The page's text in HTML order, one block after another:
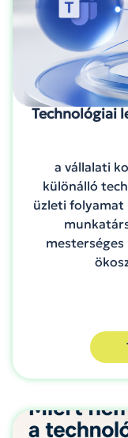
Technológiai
a vállalati
különálló
üzleti folyamat